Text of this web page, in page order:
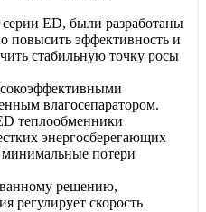
ED, были разработаны
повысить эффективность и
стабильную точку росы
влагосепаратором.
теплообменники
энергосберегающих
потери
решению,
регулирует скорость